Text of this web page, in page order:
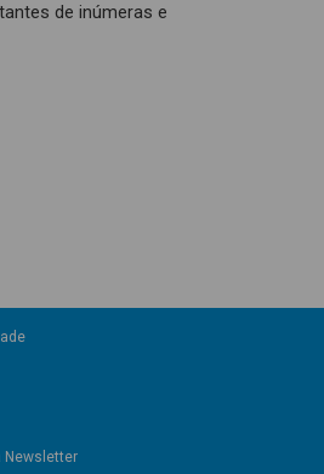
de inúmeras e
Newsletter